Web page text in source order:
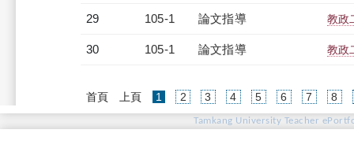
29 105-1 論文指導 教政
30 105-1 論文指導 教政
首頁 上頁 1 (current)
2 3 4 5 6 7 8
Tamkang University Teacher